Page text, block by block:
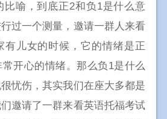
比喻，到底正2和负1是什么意
过一个测量，邀请一群人来看
有儿女的时候，它的情绪是正
开心的情绪。那么负1是什么
忧伤，其实我们在座大多都是
邀请了一群来看英语托福考试